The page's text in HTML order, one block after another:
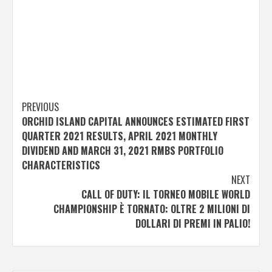
Post
navigation
PREVIOUS
ORCHID ISLAND CAPITAL ANNOUNCES ESTIMATED FIRST
QUARTER 2021 RESULTS, APRIL 2021 MONTHLY
DIVIDEND AND MARCH 31, 2021 RMBS PORTFOLIO
CHARACTERISTICS
NEXT
CALL OF DUTY: IL TORNEO MOBILE WORLD
CHAMPIONSHIP È TORNATO: OLTRE 2 MILIONI DI
DOLLARI DI PREMI IN PALIO!